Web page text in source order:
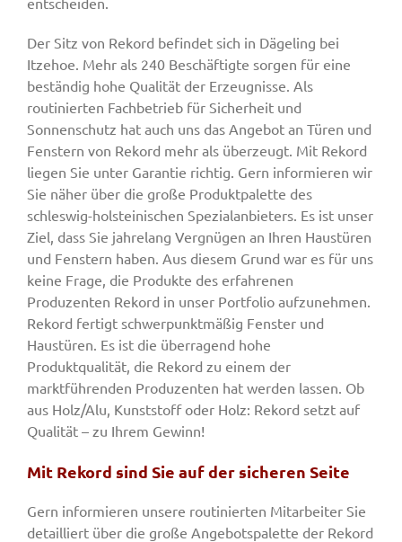
Der Sitz von Rekord befindet sich in Dägeling bei
Itzehoe. Mehr als 240 Beschäftigte sorgen für eine
beständig hohe Qualität der Erzeugnisse. Als
routinierten Fachbetrieb für Sicherheit und
Sonnenschutz hat auch uns das Angebot an Türen und
Fenstern von Rekord mehr als überzeugt. Mit Rekord
liegen Sie unter Garantie richtig. Gern informieren wir
Sie näher über die große Produktpalette des
schleswig-holsteinischen Spezialanbieters. Es ist unser
Ziel, dass Sie jahrelang Vergnügen an Ihren Haustüren
und Fenstern haben. Aus diesem Grund war es für uns
keine Frage, die Produkte des erfahrenen
Produzenten Rekord in unser Portfolio aufzunehmen.
Rekord fertigt schwerpunktmäßig Fenster und
Haustüren. Es ist die überragend hohe
Produktqualität, die Rekord zu einem der
marktführenden Produzenten hat werden lassen. Ob
aus Holz/Alu, Kunststoff oder Holz: Rekord setzt auf
Qualität – zu Ihrem Gewinn!
Mit Rekord sind Sie auf der sicheren Seite
Gern informieren unsere routinierten Mitarbeiter Sie
detailliert über die große Angebotspalette der Rekord